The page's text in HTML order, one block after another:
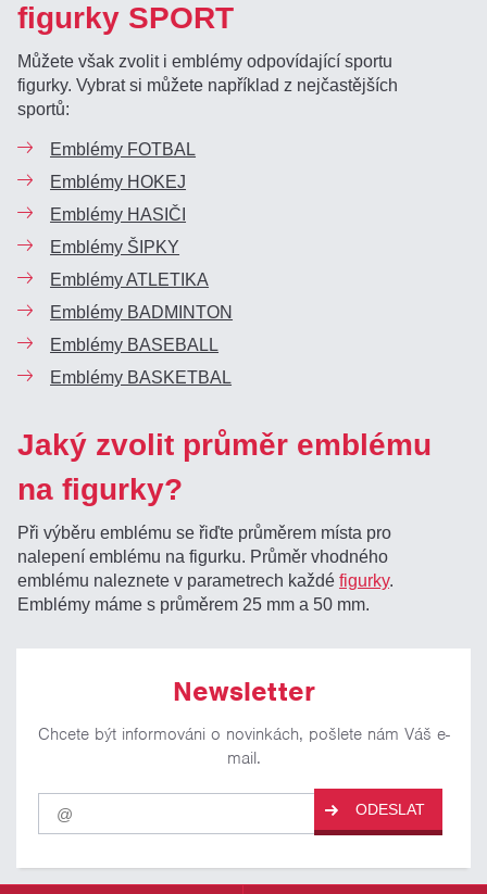
figurky SPORT
Můžete však zvolit i emblémy odpovídající sportu
figurky. Vybrat si můžete například z nejčastějších
sportů:
Emblémy FOTBAL
Emblémy HOKEJ
Emblémy HASIČI
Emblémy ŠIPKY
Emblémy ATLETIKA
Emblémy BADMINTON
Emblémy BASEBALL
Emblémy BASKETBAL
Jaký zvolit průměr emblému
na figurky?
Při výběru emblému se řiďte průměrem místa pro
nalepení emblému na figurku. Průměr vhodného
emblému naleznete v parametrech každéfigurky.
Emblémy máme s průměrem 25 mm a 50 mm.
Newsletter
Chcete být informováni o novinkách, pošlete nám Váš e-
mail.
Pro
odběr
našich
ODESLAT